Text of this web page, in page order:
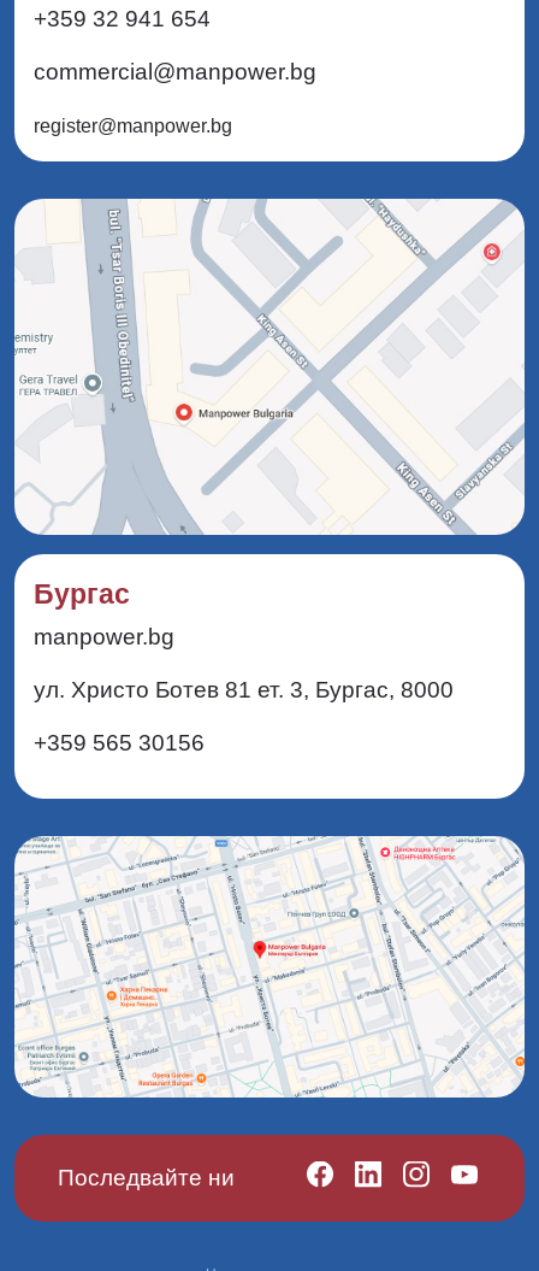
+359 32 941 654
commercial@manpower.bg
register@manpower.bg
Бургас
manpower.bg
ул. Христо Ботев 81 ет. 3, Бургас, 8000
+359 565 30156
Последвайте ни